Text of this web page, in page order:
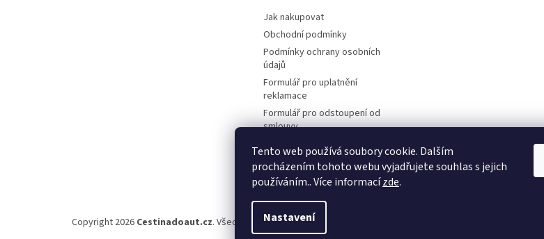
Tento web používá soubory cookie. Dalším
procházením tohoto webu vyjadřujete souhlas s jejich
používáním.. Více informacízde.
Nastavení
Jak nakupovat
Obchodní podmínky
Podmínky ochrany osobních
údajů
Formulář pro uplatnění
reklamace
Formulář pro odstoupení od
smlouvy
Copyright 2026 Cestinadoaut.cz. Všechna práva vyhrazena.